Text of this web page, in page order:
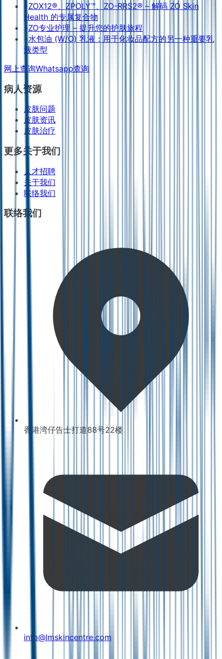
•ZOX12®、ZPOLY™、ZO-RRS2® – 解码 ZO Skin
Health 的专属复合物
•ZO专业护理 – 提升您的护肤旅程
•水包油 (W/O) 乳液：用于化妆品配方的另一种重要乳
液类型
网上查询Whatsapp查询
病人资源
皮肤问题
皮肤资讯
皮肤治疗
更多关于我们
人才招聘
关于我们
联络我们
联络我们
香港湾仔告士打道88号22楼
info@lmskincentre.com